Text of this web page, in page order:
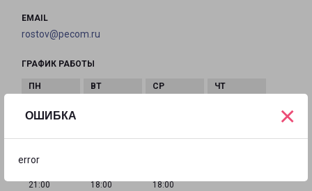
ОШИБКА
error
×
EMAIL
rostov@pecom.ru
ГРАФИК РАБОТЫ
с 10:00 до
21:00
18:00
18:00